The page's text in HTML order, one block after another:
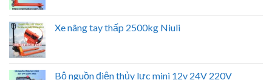
Xe nâng tay thấp 2500kg Niuli
Bộ nguồn điện thủy lực mini 12v 24V 220V